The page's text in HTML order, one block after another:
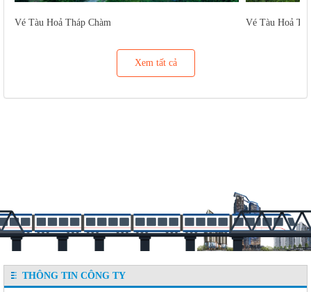
Vé Tàu Hoả Tháp Chàm Vé Tàu Hoả
Xem tất cả
THÔNG TIN CÔNG TY